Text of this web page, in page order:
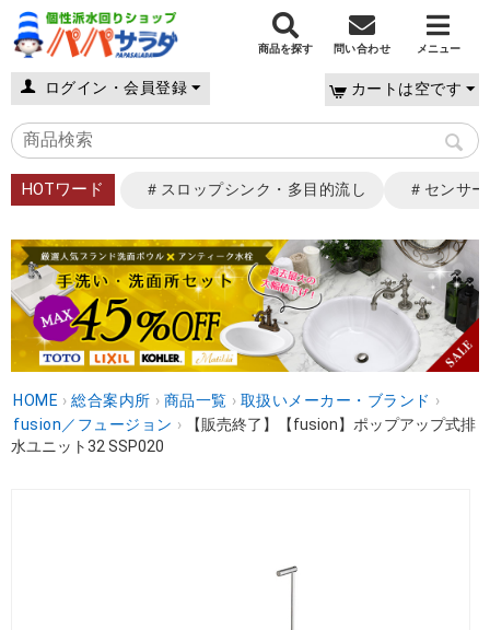
商品を探す 問い合わせ メニュー
ログイン・会員登録 カートは空です
HOTワード ＃スロップシンク・多目的流し ＃センサ
HOME › 総合案内所 › 商品一覧 › 取扱いメーカー・ブランド ›
fusion／フュージョン ›
【販売終了】【fusion】ポップアップ式排
水ユニット32 SSP020